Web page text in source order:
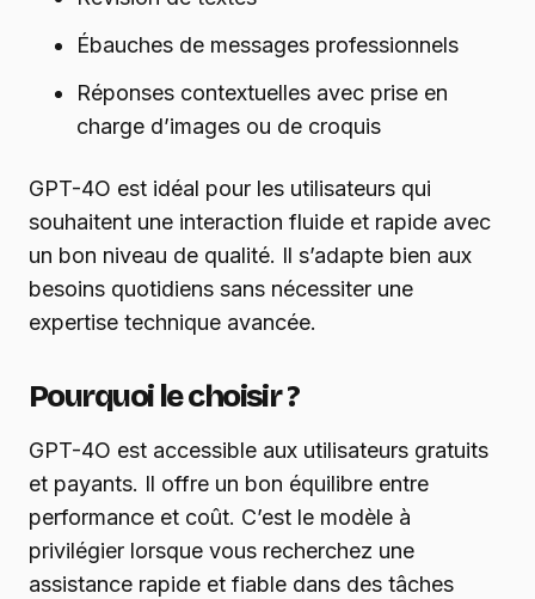
Ébauches de messages professionnels
Réponses contextuelles avec prise en
charge d’images ou de croquis
GPT-4O est idéal pour les utilisateurs qui
souhaitent une interaction fluide et rapide avec
un bon niveau de qualité. Il s’adapte bien aux
besoins quotidiens sans nécessiter une
expertise technique avancée.
Pourquoi le choisir ?
GPT-4O est accessible aux utilisateurs gratuits
et payants. Il offre un bon équilibre entre
performance et coût. C’est le modèle à
privilégier lorsque vous recherchez une
assistance rapide et fiable dans des tâches